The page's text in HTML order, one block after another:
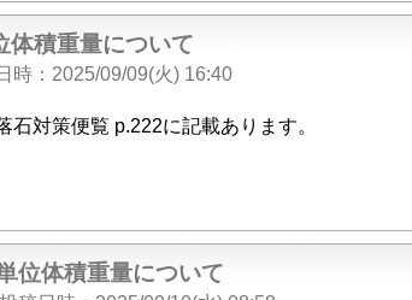
体積重量について
時 2025/09/09(火) 16:40
石対策便覧 p.222に記載あります。
位体積重量について